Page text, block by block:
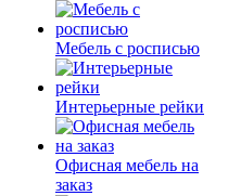
Мебель с росписью
Интерьерные рейки
Офисная мебель на
заказ